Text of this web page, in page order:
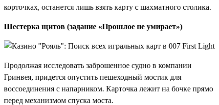
корточках, останется лишь взять карту с шахматного столика.
Шестерка щитов (задание «Прошлое не умирает»)
Продолжая исследовать заброшенное судно в компании
Гринвея, придется опустить пешеходный мостик для
воссоединения с напарником. Карточка лежит на бочке прямо
перед механизмом спуска моста.